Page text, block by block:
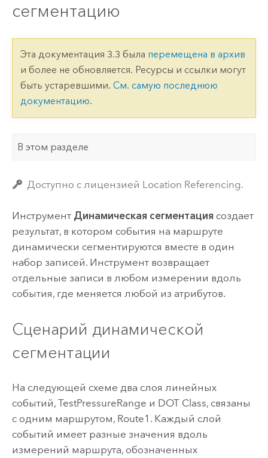
сегментацию
Эта документация 3.3 была перемещена в архив
и более не обновляется. Ресурсы и ссылки могут
быть устаревшими. См. самую последнюю
документацию.
В этом разделе
Доступно с лицензией Location Referencing.
Инструмент Динамическая сегментация создает
результат, в котором события на маршруте
динамически сегментируются вместе в один
набор записей. Инструмент возвращает
отдельные записи в любом измерении вдоль
события, где меняется любой из атрибутов.
Сценарий динамической
сегментации
На следующей схеме два слоя линейных
событий, TestPressureRange и DOT Class, связаны
с одним маршрутом, Route1. Каждый слой
событий имеет разные значения вдоль
измерений маршрута, обозначенных